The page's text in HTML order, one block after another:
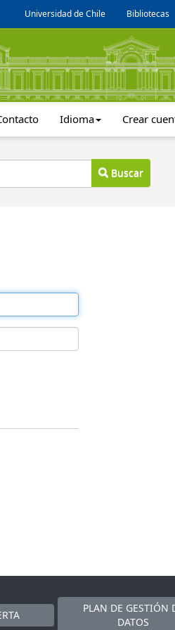
Universidad de Chile Bibliotecas
Idioma Crear
Buscar
PLAN DE GESTIÓN
DATOS